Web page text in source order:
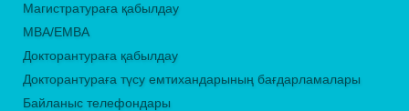
Магистратураға қабылдау
MBA/EMBA
Докторантураға қабылдау
Докторантураға түсу емтихандарының бағдарламалары
Байланыс телефондары